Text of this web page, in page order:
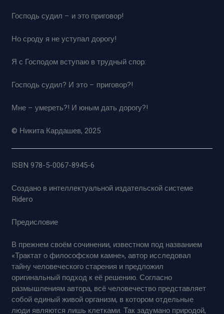
Господь судил – и это приговор!
Но сроду я не уступал дорогу!
Я с Господом вступаю в трудный спор:
Господь судил? И это – приговор?!
Мне – умереть?! И юным дать дорогу?!
© Никита Кардашев, 2025
ISBN 978-5-0067-8945-6
Создано в интеллектуальной издательской системе
Ridero
Предисловие
В прежнем своём сочинении, известном под названием
«Трактат о философском камне», автор исследовал
тайну человеческого старения и предложил
оригинальный подход к её решению. Согласно
размышлениям автора, всё человечество представляет
собой единый живой организм, в котором отдельные
люди являются лишь клетками. Так задумано природой,